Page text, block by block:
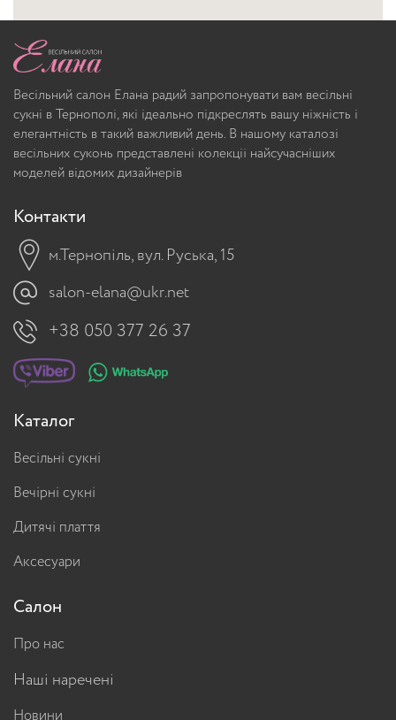
Весільний салон Елана радий запропонувати вам весільні
сукні в Тернополі, які ідеально підкреслять вашу ніжність і
елегантність в такий важливий день. В нашому каталозі
весільних суконь представлені колекції найсучасніших
моделей відомих дизайнерів
Контакти
м.Тернопіль, вул. Руська, 15
salon-elana@ukr.net
+38 050 377 26 37
Каталог
Весільні сукні
Вечірні сукні
Дитячі плаття
Аксесуари
Салон
Про нас
Наші наречені
Новини